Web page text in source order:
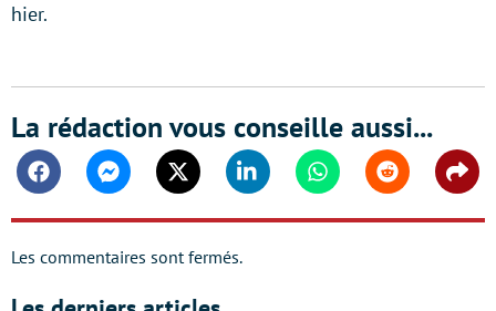
hier.
La rédaction vous conseille aussi...
FacebookMessengerTwitter Linkedin WhatsappReddit
Les commentaires sont fermés.